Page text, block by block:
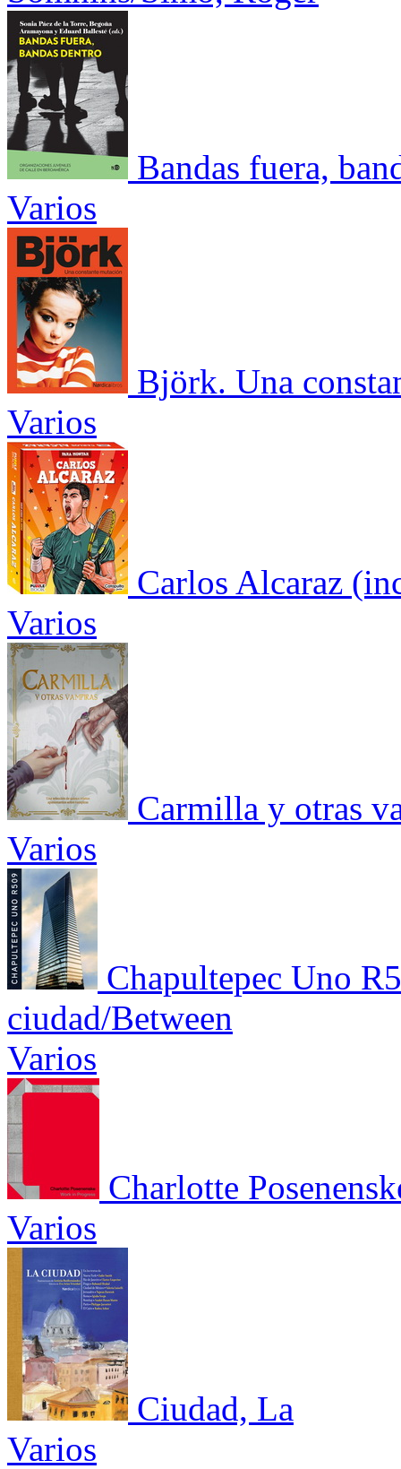
Bandas fuera,
Varios
Björk. Una
Varios
Carlos Alcaraz
Varios
Carmilla y otras
Varios
Chapultepec Uno
ciudad/Between
Varios
Charlotte
Varios
Ciudad, La
Varios